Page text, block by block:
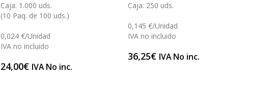
Caja: 1.000 uds.
(10 Paq. de 100 uds.)
0,024 €/Unidad
IVA no incluido
24,00€ IVA No inc.
Caja: 250 uds.
0,145 €/Unidad
IVA no incluido
36,25€ IVA No inc.